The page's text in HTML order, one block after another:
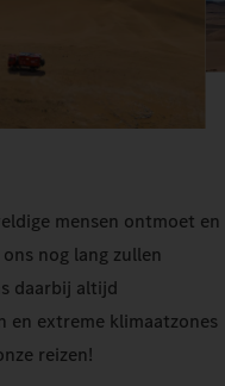
mensen ontmoet en
nog lang zullen
daarbij altijd
en extreme klimaatzones
reizen!